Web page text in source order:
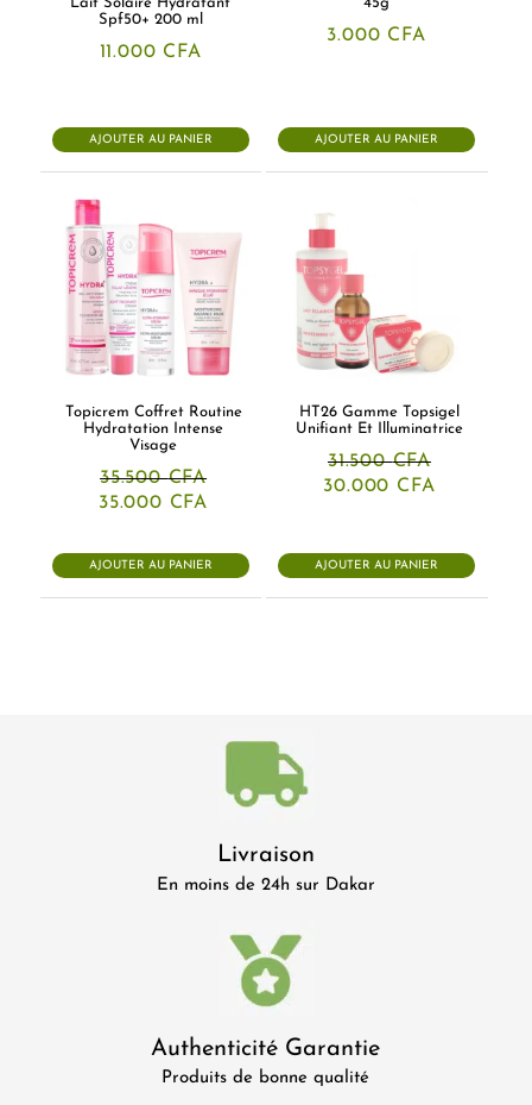
Lait Solaire Hydratant
Spf50+ 200 ml
11.000 CFA
AJOUTER AU PANIER
45g
3.000 CFA
AJOUTER AU PANIER
Topicrem Coffret Routine
Hydratation Intense
Visage
35.500CFA
Le
était :
35.500 CFA.
35.000 CFA
est :
35.000 CFA.
AJOUTER AU PANIER
HT26 Gamme Topsigel
Unifiant Et Illuminatrice
31.500CFA
Le
31.500 CFA.
30.000 CFA
30.000
AJOUTER AU PANIER
Livraison
En moins de 24h sur Dakar
Authenticité Garantie
Produits de bonne qualité